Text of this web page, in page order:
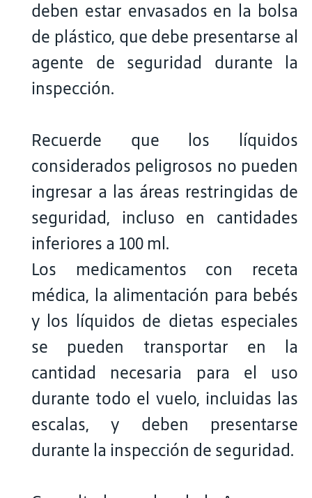
deben estar envasados en la bolsa
de plástico, que debe presentarse al
agente de seguridad durante la
inspección.
Recuerde que los líquidos
considerados peligrosos no pueden
ingresar a las áreas restringidas de
seguridad, incluso en cantidades
inferiores a 100 ml.
Los medicamentos con receta
médica, la alimentación para bebés
y los líquidos de dietas especiales
se pueden transportar en la
cantidad necesaria para el uso
durante todo el vuelo, incluidas las
escalas, y deben presentarse
durante la inspección de seguridad.